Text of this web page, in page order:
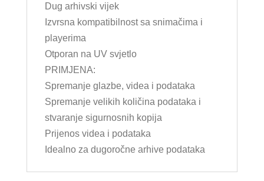
Dug arhivski vijek
Izvrsna kompatibilnost sa snimačima i
playerima
Otporan na UV svjetlo
PRIMJENA:
Spremanje glazbe, videa i podataka
Spremanje velikih količina podataka i
stvaranje sigurnosnih kopija
Prijenos videa i podataka
Idealno za dugoročne arhive podataka